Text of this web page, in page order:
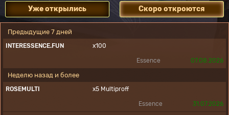
Уже открылись Скоро откроются
Предыдущие 7 дней
INTERESSENCE.FUN x100
Essence 07.08.2026
Неделю назад и более
ROSEMULTI x5 Multiproff
Essence 31.07.2026